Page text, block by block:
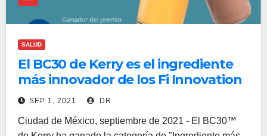
SALUD
El BC30 de Kerry es el ingrediente
más innovador de los Fi Innovation
Awards 2021
SEP 1, 2021 DR
Ciudad de México, septiembre de 2021 - El BC30™